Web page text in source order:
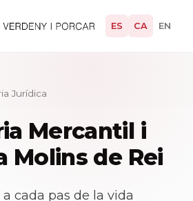
ES CA EN
Jurídica
Mercantil i
Molins de Rei
cada pas de la vida